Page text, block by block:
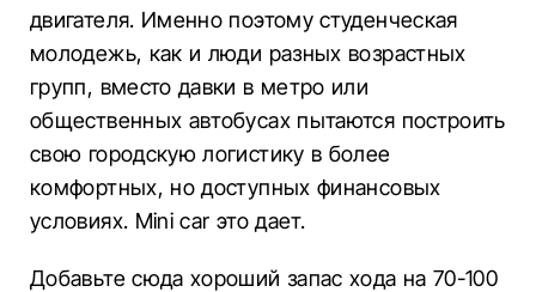
двигателя. Именно поэтому студенческая
молодежь, как и люди разных возрастных
групп, вместо давки в метро или
общественных автобусах пытаются построить
свою городскую логистику в более
комфортных, но доступных финансовых
условиях. Mini car это дает.
Добавьте сюда хороший запас хода на 70-100